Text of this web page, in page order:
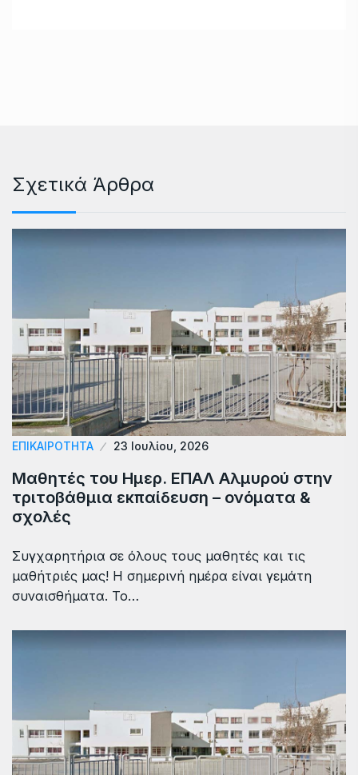
Σχετικά Άρθρα
ΕΠΙΚΑΙΡΟΤΗΤΑ 23 Ιουλίου, 2026
Μαθητές του Ημερ. ΕΠΑΛ Αλμυρού στην
τριτοβάθμια εκπαίδευση – ονόματα &
σχολές
Συγχαρητήρια σε όλους τους μαθητές και τις
μαθήτριές μας! Η σημερινή ημέρα είναι γεμάτη
συναισθήματα. Το…